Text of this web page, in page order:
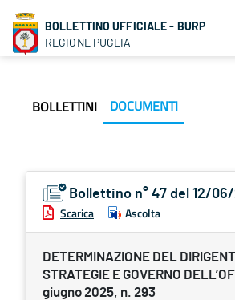
BOLLETTINO UFFICIALE - BURP
REGIONE PUGLIA
BOLLETTINI DOCUMENTI
Bollettino n° 47 del 12/
Scarica Ascolta
DETERMINAZIONE DEL
STRATEGIE E GOVERNO
giugno 2025, n. 293